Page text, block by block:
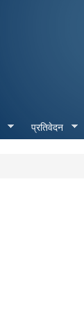
प्रतिवेदन